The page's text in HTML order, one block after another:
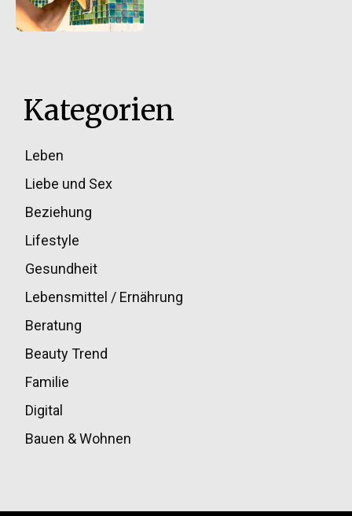
Kategorien
Leben
Liebe und Sex
Beziehung
Lifestyle
Gesundheit
Lebensmittel / Ernährung
Beratung
Beauty Trend
Familie
Digital
Bauen & Wohnen